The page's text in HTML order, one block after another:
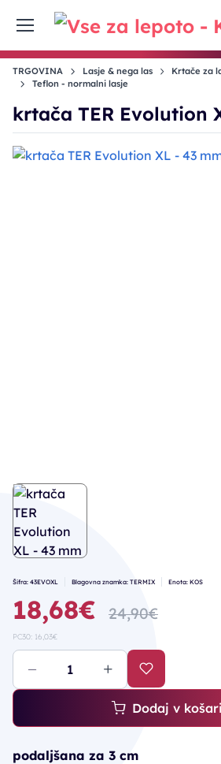
TRGOVINA Lasje & nega las
Krtače za
Teflon - normalni lasje
krtača TER Evolution
Šifra: 43EVOXL Blagovna znamka: TERMIX Enota: KOS
18,68€ 24,90€
PC30: 16,03€
Dodaj v
podaljšana za 3 cm